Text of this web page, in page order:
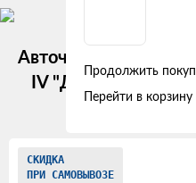
Авточехлы Hyundai
IV "Двойной ромб"
Изображения
СКИДКА
ПРИ САМОВЫВОЗЕ
Продолжить
Перейти в корзину